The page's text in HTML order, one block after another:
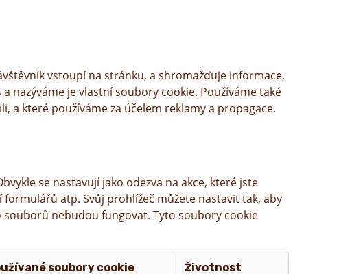
vstoupí na stránku, a shromažďuje informace,
nazýváme je vlastní soubory cookie. Používáme také
a které používáme za účelem reklamy a propagace.
se nastavují jako odezva na akce, které jste
atp. Svůj prohlížeč můžete nastavit tak, aby
nebudou fungovat. Tyto soubory cookie
soubory cookie Životnost